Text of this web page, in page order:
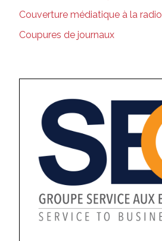
Couverture médiatique à la radio
Coupures de journaux